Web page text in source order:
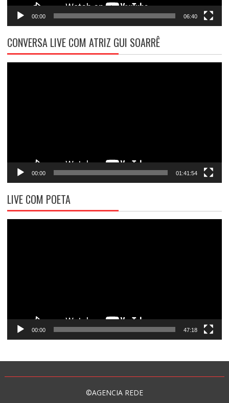
00:00 06:40
CONVERSA LIVE COM ATRIZ GUI SOARRÊ
00:00 01:41:54
LIVE COM POETA
00:00 47:18
©AGENCIA REDE